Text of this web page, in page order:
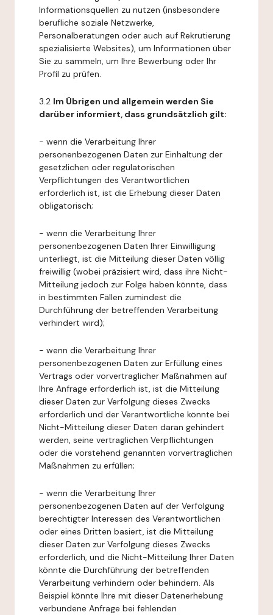
Informationsquellen zu nutzen (insbesondere
berufliche soziale Netzwerke,
Personalberatungen oder auch auf Rekrutierung
spezialisierte Websites), um Informationen über
Sie zu sammeln, um Ihre Bewerbung oder Ihr
Profil zu prüfen.
3.2 Im Übrigen und allgemein werden Sie
darüber informiert, dass grundsätzlich gilt:
- wenn die Verarbeitung Ihrer
personenbezogenen Daten zur Einhaltung der
gesetzlichen oder regulatorischen
Verpflichtungen des Verantwortlichen
erforderlich ist, ist die Erhebung dieser Daten
obligatorisch;
- wenn die Verarbeitung Ihrer
personenbezogenen Daten Ihrer Einwilligung
unterliegt, ist die Mitteilung dieser Daten völlig
freiwillig (wobei präzisiert wird, dass ihre Nicht-
Mitteilung jedoch zur Folge haben könnte, dass
in bestimmten Fällen zumindest die
Durchführung der betreffenden Verarbeitung
verhindert wird);
- wenn die Verarbeitung Ihrer
personenbezogenen Daten zur Erfüllung eines
Vertrags oder vorvertraglicher Maßnahmen auf
Ihre Anfrage erforderlich ist, ist die Mitteilung
dieser Daten zur Verfolgung dieses Zwecks
erforderlich und der Verantwortliche könnte bei
Nicht-Mitteilung dieser Daten daran gehindert
werden, seine vertraglichen Verpflichtungen
oder die vorstehend genannten vorvertraglichen
Maßnahmen zu erfüllen;
- wenn die Verarbeitung Ihrer
personenbezogenen Daten auf der Verfolgung
berechtigter Interessen des Verantwortlichen
oder eines Dritten basiert, ist die Mitteilung
dieser Daten zur Verfolgung dieses Zwecks
erforderlich, und die Nicht-Mitteilung Ihrer Daten
könnte die Durchführung der betreffenden
Verarbeitung verhindern oder behindern. Als
Beispiel könnte Ihre mit dieser Datenerhebung
verbundene Anfrage bei fehlenden